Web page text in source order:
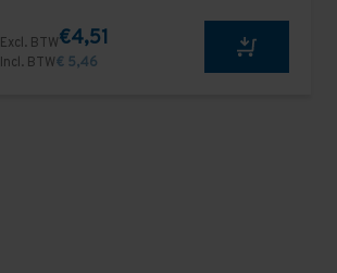
Excl. BTW€4,51
Incl. BTW€ 5,46